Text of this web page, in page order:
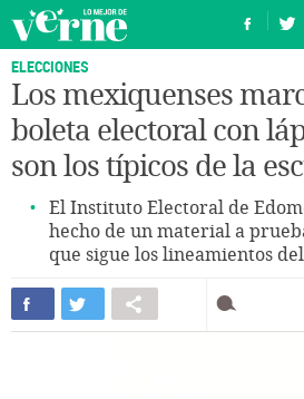
ELECCIONES
Los mexiquenses
boleta electoral con
son los típicos de la
El Instituto Electoral de
hecho de un material a
que sigue los lineamientos